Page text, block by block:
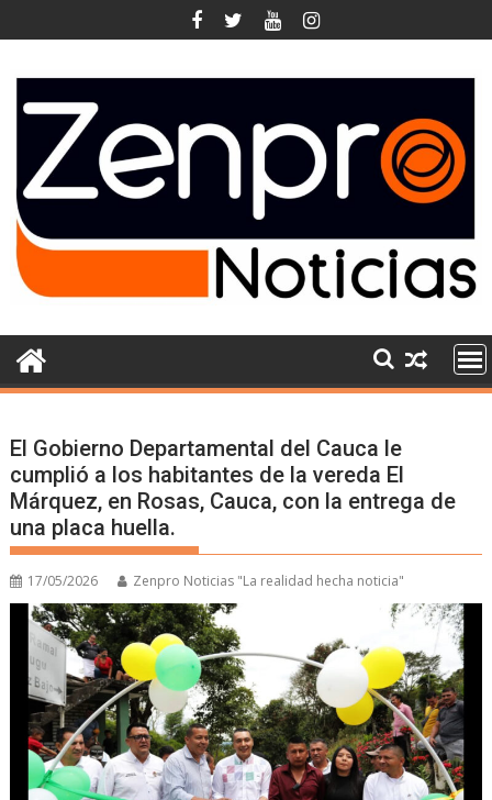
to
El Gobierno Departamental del Cauca le
cumplió a los habitantes de la vereda El
Márquez, en Rosas, Cauca, con la entrega de
una placa huella.
17/05/2026 Zenpro Noticias "La realidad hecha noticia"